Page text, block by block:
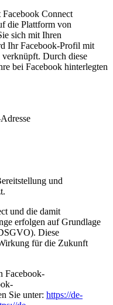
Connect
die Plattform von
sich mit Ihren
Ihr Facebook-Profil mit
verknüpft. Durch diese
bei Facebook hinterlegten
und
und die damit
erfolgen auf Grundlage
Diese
für die Zukunft
Facebook-
Sie unter: https://de-